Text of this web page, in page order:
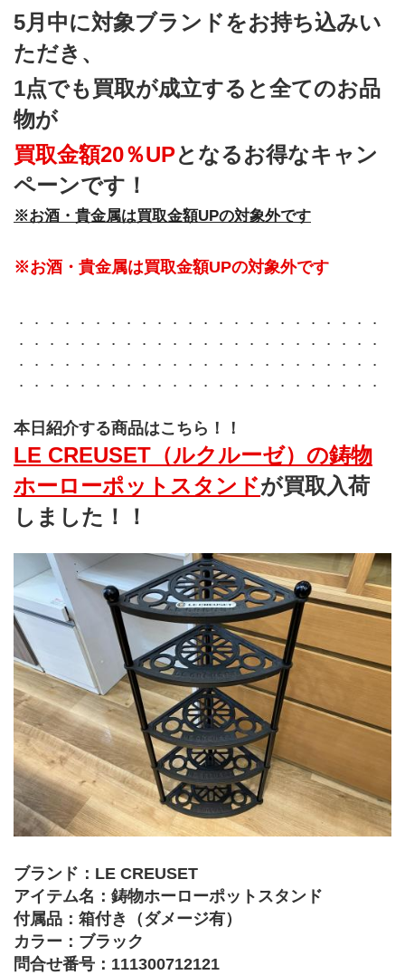
5月中に対象ブランドをお持ち込みい
ただき、
1点でも買取が成立すると全てのお品
物が
買取金額20％UPとなるお得なキャン
ペーンです！
※お酒・貴金属は買取金額UPの対象外です
※お酒・貴金属は買取金額UPの対象外です
．．．．．．．．．．．．．．．．．．．．．．．．
．．．．．．．．．．．．．．．．．．．．．．．．
．．．．．．．．．．．．．．．．．．．．．．．．
．．．．．．．．．．．．．．．．．．．．．．．．
本日紹介する商品はこちら！！
LE CREUSET（ルクルーゼ）の鋳物
ホーローポットスタンドが買取入荷
しました！！
ブランド：LE CREUSET
アイテム名：鋳物ホーローポットスタンド
付属品：箱付き（ダメージ有）
カラー：ブラック
問合せ番号：111300712121